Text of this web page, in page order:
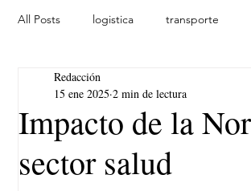
All Posts logistica transporte
lideres
Impacto de la
sector salud
Redacción
15 ene 2025 2 min de lectura